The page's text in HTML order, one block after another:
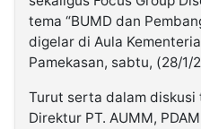
tema “BUMD dan
digelar di Aula
Pamekasan, sabtu, (28/1/
Turut serta dalam
Direktur PT. AUMM,